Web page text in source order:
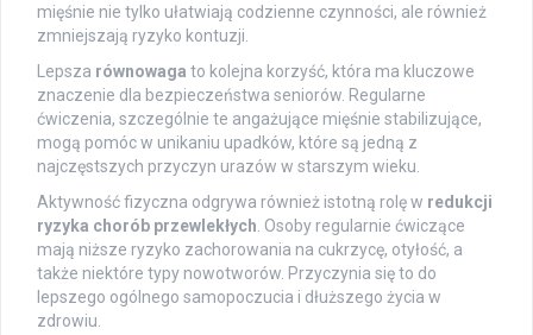
mięśnie nie tylko ułatwiają codzienne czynności, ale również
zmniejszają ryzyko kontuzji.
Lepsza równowaga to kolejna korzyść, która ma kluczowe
znaczenie dla bezpieczeństwa seniorów. Regularne
ćwiczenia, szczególnie te angażujące mięśnie stabilizujące,
mogą pomóc w unikaniu upadków, które są jedną z
najczęstszych przyczyn urazów w starszym wieku.
Aktywność fizyczna odgrywa również istotną rolę w redukcji
ryzyka chorób przewlekłych. Osoby regularnie ćwiczące
mają niższe ryzyko zachorowania na cukrzycę, otyłość, a
także niektóre typy nowotworów. Przyczynia się to do
lepszego ogólnego samopoczucia i dłuższego życia w
zdrowiu.